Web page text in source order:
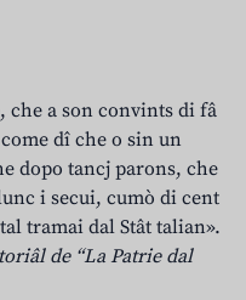
che a son convints di fâ
dî che o sin un
dopo tancj parons, che
i secui, cumò di cent
tramai dal Stât talian».
de “La Patrie dal